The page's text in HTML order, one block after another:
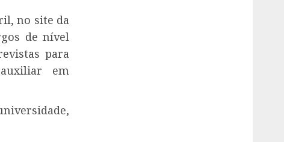
no site da
de nível
para
em